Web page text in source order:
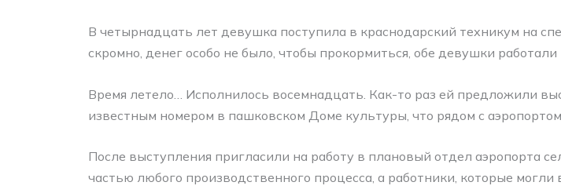
В четырнадцать лет девушка поступила в краснодарский техникум на
скромно, денег особо не было, чтобы прокормиться, обе девушки работали
Время летело… Исполнилось восемнадцать. Как-то раз ей предложили
известным номером в пашковском Доме культуры, что рядом с аэропортом.
После выступления пригласили на работу в плановый отдел аэропорта
частью любого производственного процесса, а работники, которые